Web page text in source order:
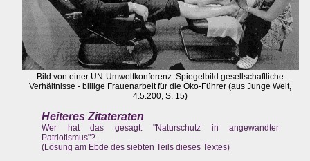
Bild von einer UN-Umweltkonferenz: Spiegelbild gesellschaftliche
Verhältnisse - billige Frauenarbeit für die Öko-Führer (aus Junge Welt,
4.5.200, S. 15)
Heiteres Zitateraten
Wer hat das gesagt: "Naturschutz in angewandter
Patriotismus"?
(Lösung am Ebde des siebten Teils dieses Textes)